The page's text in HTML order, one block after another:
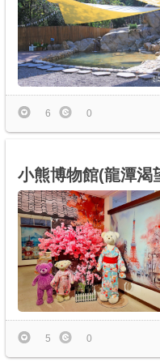
6 0
小熊博物館(龍潭渴
5 0